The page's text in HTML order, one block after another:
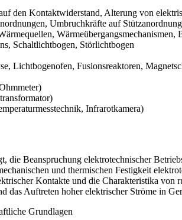
den Kontaktwiderstand, Alterung von
Umbruchkräfte auf
Wärmeübergangsmechanismen,
Schaltlichtbogen, Störlichtbogen
Lichtbogenofen, Fusionsreaktoren,
Infrarotkamera)
die Beanspruchung elektrotechnischer
und thermischen Festigkeit
Kontakte und die Charakteristika von
Auftreten hoher elektrischer Ströme in
Grundlagen